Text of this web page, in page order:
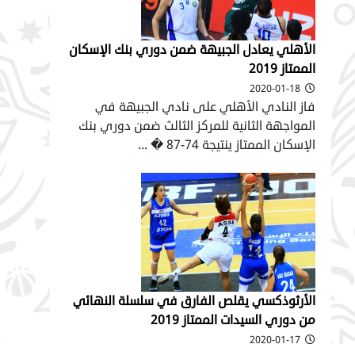
الأهلي يعادل الجبيهة ضمن دوري بنك الإسكان
الممتاز 2019
فاز النادي الأهلي على نادي الجبيهة في
المواجهة الثانية للمركز الثالث ضمن دوري بنك
الإسكان الممتاز ينتيجة 74-87 � ...
الأرثوذكسي يقلص الفارق في سلسلة النهائي
من دوري السيدات الممتاز 2019